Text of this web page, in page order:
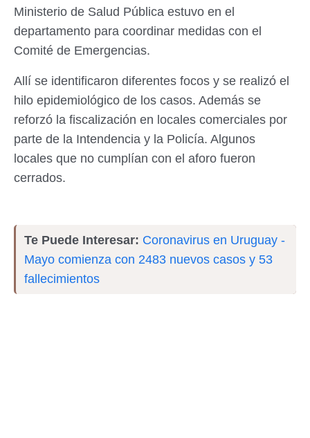
Ministerio de Salud Pública estuvo en el
departamento para coordinar medidas con el
Comité de Emergencias.
Allí se identificaron diferentes focos y se realizó el
hilo epidemiológico de los casos. Además se
reforzó la fiscalización en locales comerciales por
parte de la Intendencia y la Policía. Algunos
locales que no cumplían con el aforo fueron
cerrados.
Te Puede Interesar: Coronavirus en Uruguay -
Mayo comienza con 2483 nuevos casos y 53
fallecimientos